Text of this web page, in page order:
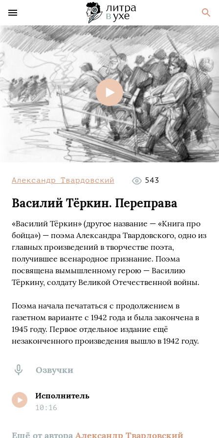
Александр Твардовский 543
Василий Тёркин. Переправа
«Василий Тёркин» (другое название — «Книга про
бойца») — поэма Александра Твардовского, одно из
главных произведений в творчестве поэта,
получившее всенародное признание. Поэма
посвящена вымышленному герою — Василию
Тёркину, солдату Великой Отечественной войны.
Поэма начала печататься с продолжением в
газетном варианте с 1942 года и была закончена в
1945 году. Первое отдельное издание ещё
незаконченного произведения вышло в 1942 году.
Озвучки
Исполнитель
10:16
Ещё от автора Александр Твардовский